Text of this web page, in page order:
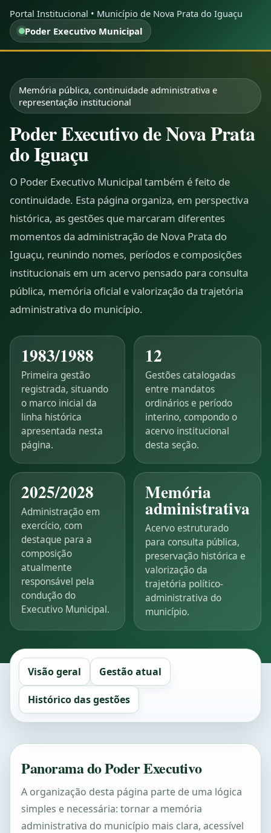
Portal Institucional • Município de Nova Prata do Iguaçu
Poder Executivo Municipal
Memória pública, continuidade administrativa e
representação institucional
Poder Executivo de Nova Prata
do Iguaçu
O Poder Executivo Municipal também é feito de
continuidade. Esta página organiza, em perspectiva
histórica, as gestões que marcaram diferentes
momentos da administração de Nova Prata do
Iguaçu, reunindo nomes, períodos e composições
institucionais em um acervo pensado para consulta
pública, memória oficial e valorização da trajetória
administrativa do município.
1983/1988
Primeira gestão
registrada, situando
o marco inicial da
linha histórica
apresentada nesta
página.
12
Gestões catalogadas
entre mandatos
ordinários e período
interino, compondo o
acervo institucional
desta seção.
2025/2028
Administração em
exercício, com
destaque para a
composição
atualmente
responsável pela
condução do
Executivo Municipal.
Memória
administrativa
Acervo estruturado
para consulta pública,
preservação histórica e
valorização da
trajetória político-
administrativa do
município.
Visão geral Gestão atual
Histórico das gestões
Panorama do Poder Executivo
A organização desta página parte de uma lógica
simples e necessária: tornar a memória
administrativa do município mais clara, acessível